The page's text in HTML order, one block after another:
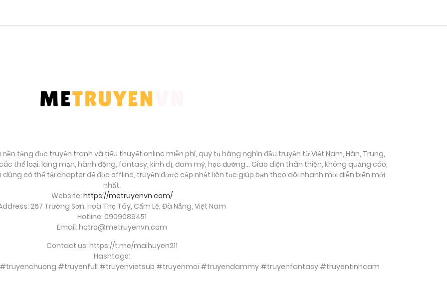
nền tảng đọc truyện tranh và tiểu thuyết online miễn phí, quy tụ hàng nghìn đầu truyện từ Việt Nam, Hàn, Trung,
thể loại: lãng mạn, hành động, fantasy, kinh dị, đam mỹ, học đường… Giao diện thân thiện, không quảng cáo,
có thể tải chapter để đọc offline, truyện được cập nhật liên tục giúp bạn theo dõi nhanh mọi diễn biến mới
nhất.
Website: https://metruyenvn.com/
267 Trường Sơn, Hoà Thọ Tây, Cẩm Lệ, Đà Nẵng, Việt Nam
Hotline: 0909089451
Email: hotro@metruyenvn.com
Contact us: https://t.me/maihuyen211
Hashtags:
#truyenfull #truyenvietsub #truyenmoi #truyendammy #truyenfantasy #truyentinhcam